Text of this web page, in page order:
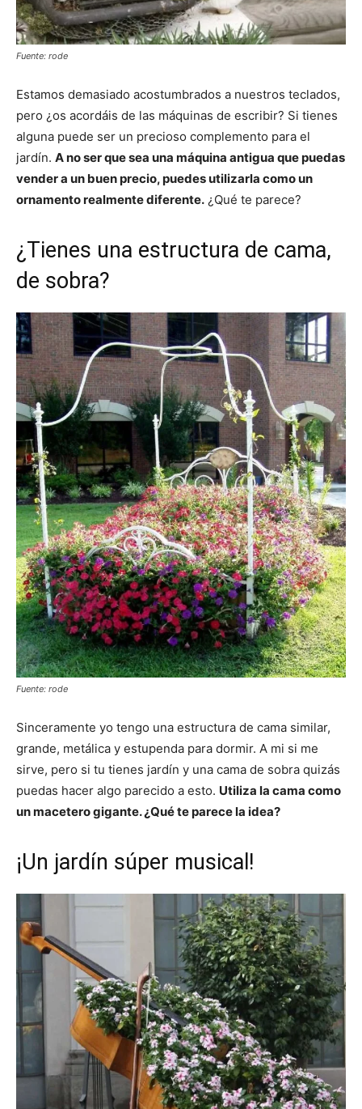
Fuente: rode
Estamos demasiado acostumbrados a nuestros teclados,
pero ¿os acordáis de las máquinas de escribir? Si tienes
alguna puede ser un precioso complemento para el
jardín. A no ser que sea una máquina antigua que puedas
vender a un buen precio, puedes utilizarla como un
ornamento realmente diferente. ¿Qué te parece?
¿Tienes una estructura de cama,
de sobra?
Fuente: rode
Sinceramente yo tengo una estructura de cama similar,
grande, metálica y estupenda para dormir. A mi si me
sirve, pero si tu tienes jardín y una cama de sobra quizás
puedas hacer algo parecido a esto. Utiliza la cama como
un macetero gigante. ¿Qué te parece la idea?
¡Un jardín súper musical!